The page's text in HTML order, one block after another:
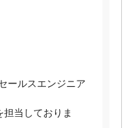
ルスエンジニア
当しておりま